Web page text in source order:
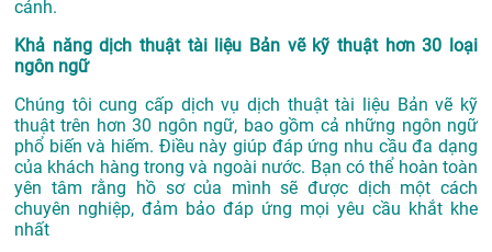
cảnh.
Khả năng dịch thuật tài liệu Bản vẽ kỹ thuật hơn 30 loại
ngôn ngữ
Chúng tôi cung cấp dịch vụ dịch thuật tài liệu Bản vẽ kỹ
thuật trên hơn 30 ngôn ngữ, bao gồm cả những ngôn ngữ
phổ biến và hiếm. Điều này giúp đáp ứng nhu cầu đa dạng
của khách hàng trong và ngoài nước. Bạn có thể hoàn toàn
yên tâm rằng hồ sơ của mình sẽ được dịch một cách
chuyên nghiệp, đảm bảo đáp ứng mọi yêu cầu khắt khe
nhất